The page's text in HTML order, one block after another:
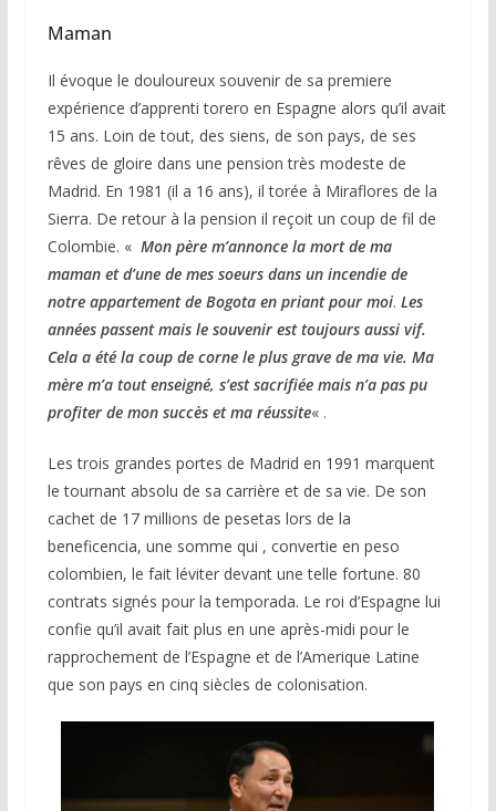
Maman
Il évoque le douloureux souvenir de sa premiere
expérience d’apprenti torero en Espagne alors qu’il avait
15 ans. Loin de tout, des siens, de son pays, de ses
rêves de gloire dans une pension très modeste de
Madrid. En 1981 (il a 16 ans), il torée à Miraflores de la
Sierra. De retour à la pension il reçoit un coup de fil de
Colombie. « Mon père m’annonce la mort de ma
maman et d’une de mes soeurs dans un incendie de
notre appartement de Bogota en priant pour moi. Les
années passent mais le souvenir est toujours aussi vif.
Cela a été la coup de corne le plus grave de ma vie. Ma
mère m’a tout enseigné, s’est sacrifiée mais n’a pas pu
profiter de mon succès et ma réussite« .
Les trois grandes portes de Madrid en 1991 marquent
le tournant absolu de sa carrière et de sa vie. De son
cachet de 17 millions de pesetas lors de la
beneficencia, une somme qui , convertie en peso
colombien, le fait léviter devant une telle fortune. 80
contrats signés pour la temporada. Le roi d’Espagne lui
confie qu’il avait fait plus en une après-midi pour le
rapprochement de l’Espagne et de l’Amerique Latine
que son pays en cinq siècles de colonisation.